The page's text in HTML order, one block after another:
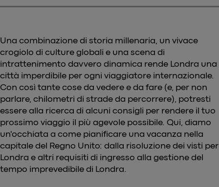
Una combinazione di storia millenaria, un vivace
crogiolo di culture globali e una scena di
intrattenimento davvero dinamica rende Londra una
città imperdibile per ogni viaggiatore internazionale.
Con così tante cose da vedere e da fare (e, per non
parlare, chilometri di strade da percorrere), potresti
essere alla ricerca di alcuni consigli per rendere il tuo
prossimo viaggio il più agevole possibile. Qui, diamo
un'occhiata a come pianificare una vacanza nella
capitale del Regno Unito: dalla risoluzione dei visti per
Londra e altri requisiti di ingresso alla gestione del
tempo imprevedibile di Londra.